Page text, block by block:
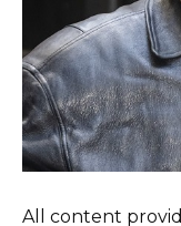
All content